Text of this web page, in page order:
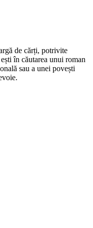
de cărți, potrivite
în căutarea unui roman
sau a unei povești